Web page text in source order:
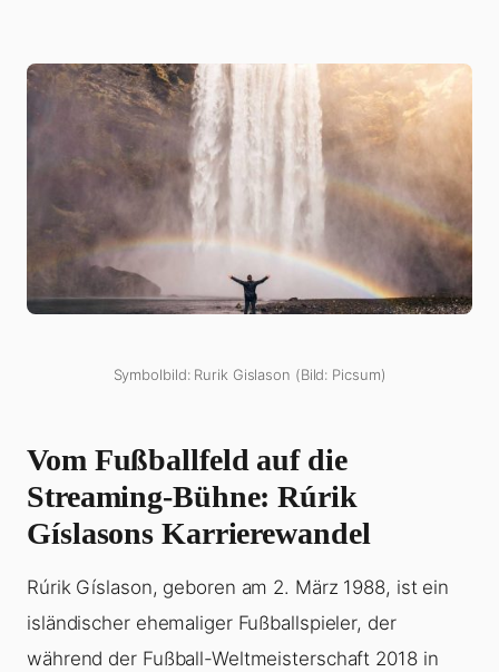
Symbolbild: Rurik Gislason (Bild: Picsum)
Vom Fußballfeld auf die
Streaming-Bühne: Rúrik
Gíslasons Karrierewandel
Rúrik Gíslason, geboren am 2. März 1988, ist ein
isländischer ehemaliger Fußballspieler, der
während der Fußball-Weltmeisterschaft 2018 in